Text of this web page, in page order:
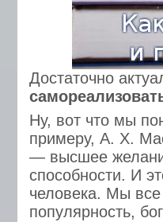
Достаточно
Ну, вот что мы
примеру, А. Х.
— высшее
способности. И
человека. Мы все
популярность,